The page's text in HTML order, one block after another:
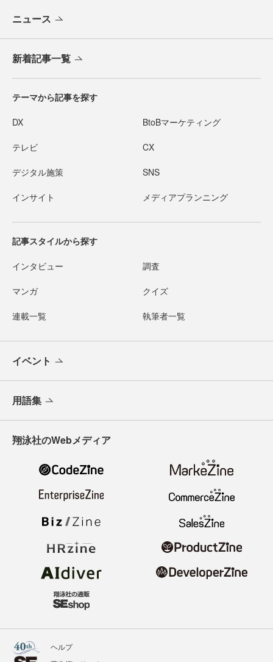
ニュース
新着記事一覧
テーマから記事を探す
DX BtoBマーケティング
テレビ CX
デジタル施策 SNS
インサイト メディアプランニング
記事スタイルから探す
インタビュー 調査
マンガ クイズ
連載一覧 執筆者一覧
イベント
用語集
翔泳社のWebメディア
ヘルプ